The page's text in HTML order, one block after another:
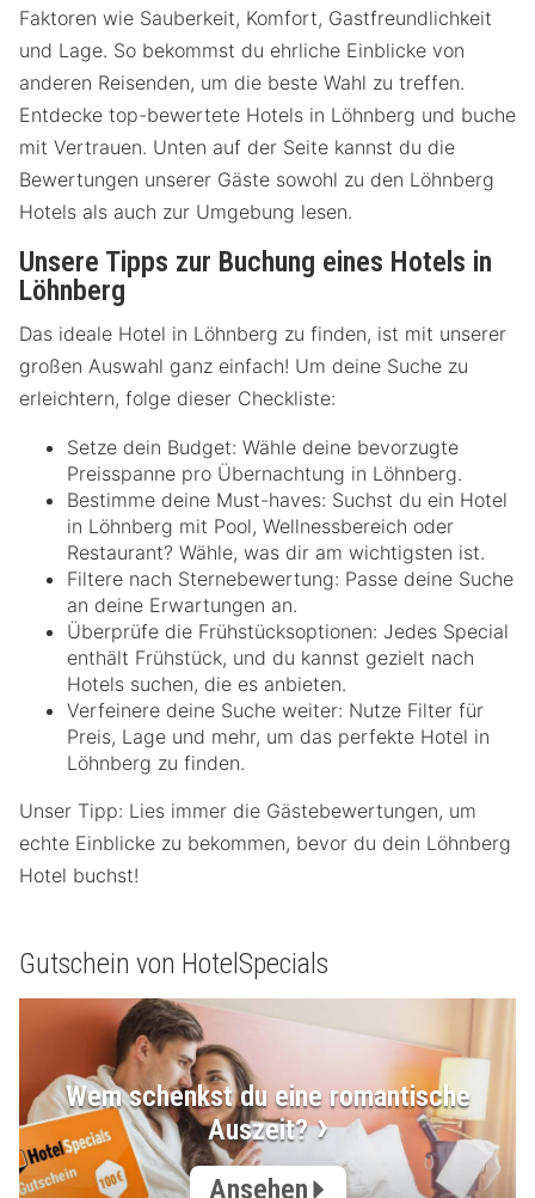
Faktoren wie Sauberkeit, Komfort, Gastfreundlichkeit
und Lage. So bekommst du ehrliche Einblicke von
anderen Reisenden, um die beste Wahl zu treffen.
Entdecke top-bewertete Hotels in Löhnberg und buche
mit Vertrauen. Unten auf der Seite kannst du die
Bewertungen unserer Gäste sowohl zu den Löhnberg
Hotels als auch zur Umgebung lesen.
Unsere Tipps zur Buchung eines Hotels in
Löhnberg
Das ideale Hotel in Löhnberg zu finden, ist mit unserer
großen Auswahl ganz einfach! Um deine Suche zu
erleichtern, folge dieser Checkliste:
Setze dein Budget: Wähle deine bevorzugte
Preisspanne pro Übernachtung in Löhnberg.
Bestimme deine Must-haves: Suchst du ein Hotel
in Löhnberg mit Pool, Wellnessbereich oder
Restaurant? Wähle, was dir am wichtigsten ist.
Filtere nach Sternebewertung: Passe deine Suche
an deine Erwartungen an.
Überprüfe die Frühstücksoptionen: Jedes Special
enthält Frühstück, und du kannst gezielt nach
Hotels suchen, die es anbieten.
Verfeinere deine Suche weiter: Nutze Filter für
Preis, Lage und mehr, um das perfekte Hotel in
Löhnberg zu finden.
Unser Tipp: Lies immer die Gästebewertungen, um
echte Einblicke zu bekommen, bevor du dein Löhnberg
Hotel buchst!
Gutschein von HotelSpecials
Wem schenkst du eine romantische
Auszeit?
Ansehen